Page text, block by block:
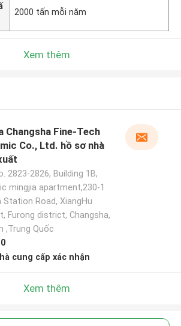
2000 tấn mỗi năm
Xem thêm
Changsha Fine-Tech
Co., Ltd. hồ sơ nhà
2823-2826, Building 1B,
mingjia apartment,230-1
Station Road, XiangHu
Furong district, Changsha,
,Trung Quốc
cung cấp xác nhận
Xem thêm